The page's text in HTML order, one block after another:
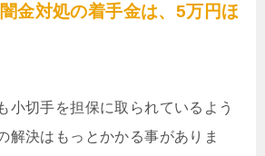
金対処の着手金は、5万円ほ
小切手を担保に取られているよう
解決はもっとかかる事がありま